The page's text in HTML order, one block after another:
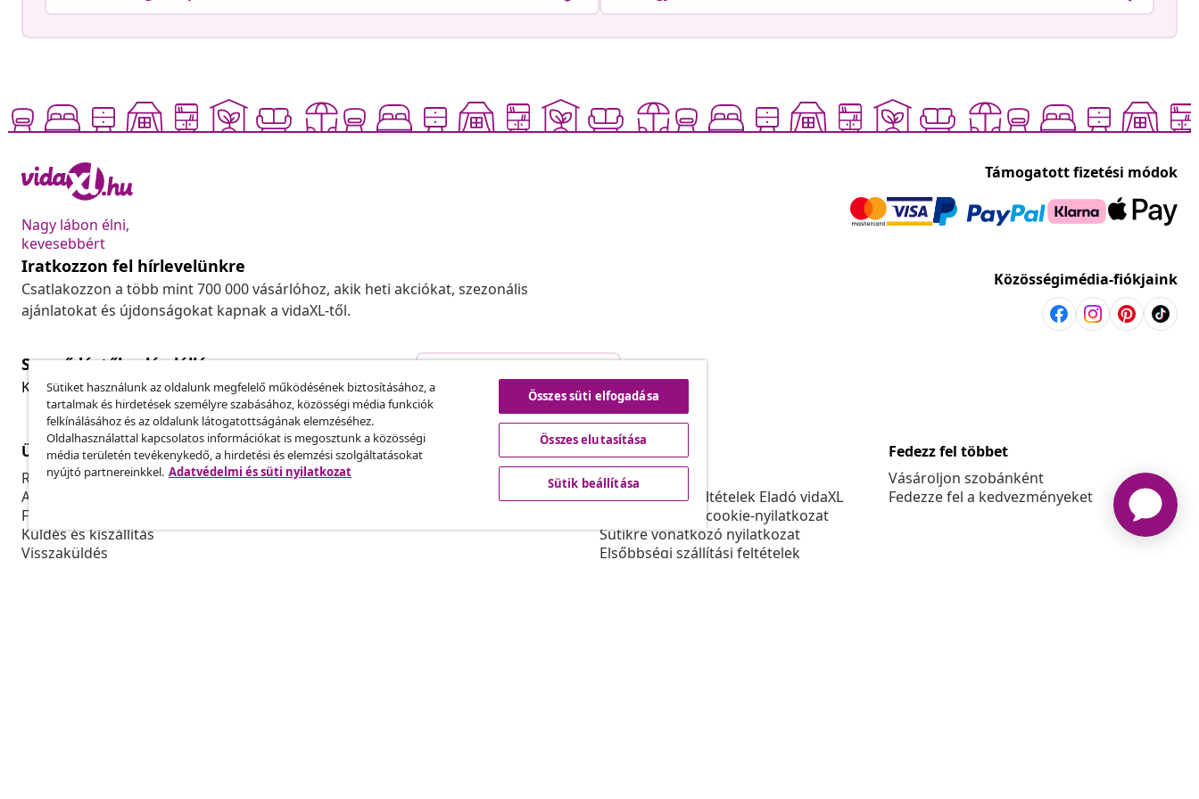
Nagy lábon élni,
kevesebbért
Támogatott fizetési módok
Iratkozzon fel hírlevelünkre
Csatlakozzon a több mint 700 000 vásárlóhoz, akik heti akciókat, szezonális
ajánlatokat és újdonságokat kapnak a vidaXL-től.
Közösségimédia-fiókjaink
Szerződéstől való elállás
Küldj be egy rendelés lemondására vonatkozó kérelmet.
Szerződéstől való elállás
Ügyfélszolgálat
Rendelés nyomon követése
A fiókom
Fizetés
Küldés és kiszállítás
Visszaküldés
Üzlet
Partnerprogram
vidaXL
A vidaXL-ről
Felhasználási feltételek Eladó vidaXL
Adatvédelmi és cookie-nyilatkozat
Sütikre vonatkozó nyilatkozat
Elsőbbségi szállítási feltételek
Fedezz fel többet
Vásároljon szobánként
Fedezze fel a kedvezményeket
Sütiket használunk az oldalunk megfelelő működésének biztosításához, a
tartalmak és hirdetések személyre szabásához, közösségi média funkciók
felkínálásához és az oldalunk látogatottságának elemzéséhez.
Oldalhasználattal kapcsolatos információkat is megosztunk a közösségi
média területén tevékenykedő, a hirdetési és elemzési szolgáltatásokat
nyújtó partnereinkkel. Adatvédelmi és süti nyilatkozat
Összes süti elfogadása
Összes elutasítása
Sütik beállítása